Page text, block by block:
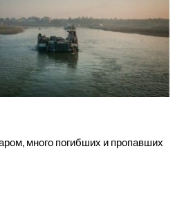
много погибших и пропавших